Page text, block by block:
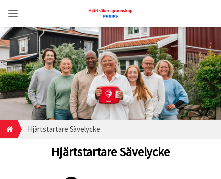
Hjärtstartare Sävelycke
Hjärtstartare Sävelycke